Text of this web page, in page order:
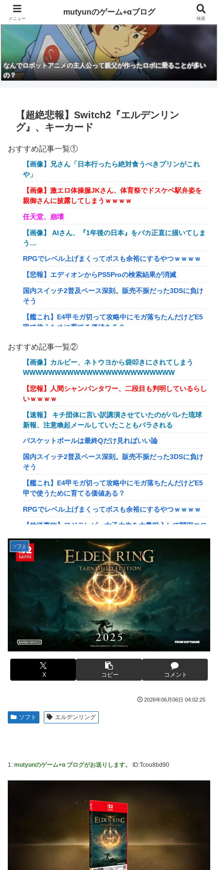
なんでロボットアニメの主人公って親父が作ったロボに乗ることが多い
の？
【超絶悲報】Switch2『エルデンリン
グ』、キーカード
おすすめ記事一覧①
【画像】兄さん「日本行ったら絶対食うべきプリンがこれ
や」
【画像】激エロ体操服JKさん、体育祭でドスケベ駅弁姿を
親御さんに披露してしまうｗｗｗｗ
任天堂、崩壊
【画像】 AIさん、『1年後の日本』をバカ正直に描いてしま
う…
RPGでレベル上げまくってボスも余裕にするやつｗｗｗｗ
【悲報】エディオンからPS5Proの検索結果が消滅
国内スイッチ2普及ペース深刻。販売不振だった3DSに負け
そう
【艦これ】E4甲モガ切って攻略中にモガ落ちたんだけどE5
甲で使うために育てる価値ある？
RPGでレベル上げまくってボスも余裕にするやつｗｗｗｗ
【艦これ】でもイベントのたびに思うんだ 空母機動部隊っ
てクソだわ！
【衝撃】葬儀屋「火葬プランはどうなさいますか？」ワイ喪
主「直葬で(即答)」→結果ァw w w w w w w w w w
イーロン・マスク「中国のロボットはデタラメで遠隔操作し
てるだけ」
【画像】このLINEでなんで女が怒ってるのか分かんない奴
はモテない奴確定らしい←お前らは勿論わかるよ
な？？？？？？？
【動画】高校生さん、文化祭でコーヒーカップを作って大盛
りあがり←なんかどっかで見たことあると話題に
【NGS】LG5「レアレンス」シリーズが強すぎると話題に
【アプグレも約束】
【ｗ】長年育てやっと蕾がつき楽しみにしてたら動物の死肉
『ゼルダの伝説』ゼルダ姫とリンクって毎回結ばれずに別の
相手と子孫を残してるって本当…？
韓国人「英メディアや海外各社も一斉に韓国サッカー協会を
巡る過去の不祥事を報道！」→「国際的な信用失墜の危
【画像】廃墟化したレンタルビデオ屋、そのまま時が止まっ
てしまっていると話題にｗｗｗｗ
【悲報】女性配信者「アスペの検査してみた…みんなこれわ
かるの？」
【画像】ハンターハンターさん、ガチで最強の新能力を登場
させてしまうｗｗｗｗｗｗｗ
「テイルズオブシンフォニア リマスター」発売日が2/16に
決定！最新の「発売日告知トレーラー」も公開！
実際『ゼルダ 時オカ』→『風タク』の時の空気感を知りた
いことになってしまうw w w w w w w
海外「日本人はなんて気高いんだ！」 英高級紙も驚愕した
極限の中の日本人の姿に世界が衝撃
【画像】このLINEでなんで女が怒ってるのか分かんない奴
はモテない奴確定らしい←お前らは勿論わかるよ
な？？？？？？？
おすすめ記事一覧②
【画像】カルビー、ネトウヨから袋叩きにされてしまう
WWWWWWWWWWWWWWWWWWWWWWWW
【悲報】人間シャンパンタワー、二段目も判明しているらし
いｗｗｗｗ
【速報】 キチ団体に言い訳講演させていたのがバレた琉球
新報、注意喚起メールしていたこともバラされる
バスケットボールは最終Qだけ見ればいい論
国内スイッチ2普及ペース深刻。販売不振だった3DSに負け
そう
【艦これ】E4甲モガ切って攻略中にモガ落ちたんだけどE5
甲で使うために育てる価値ある？
RPGでレベル上げまくってボスも余裕にするやつｗｗｗｗ
【放送事故】フジテレビ、女子大生を大量投入して闇深エロ
【悲報】坂口杏里を家に住ませてあげた結果ｗｗｗｗ
【悲報】女性配信者「アスペの検査してみた…みんなこれわ
【画像】20年前のAV、キチガイすぎるwwwwww
【画像】女さん、ミニ過ぎる浴衣を着た写真を投稿して叩か
【朗報】菅直人元総理、再評価されるｗｗｗｗｗｗｗｗｗｗ
ｗｗｗｗｗｗｗｗ
【画像】このLINEでなんで女が怒ってるのか分かんない奴
はモテない奴確定らしい←お前らは勿論わかるよ
な？？？？？？？
海外「日本は戦勝国なんだよ」 戦後の日本人の特別な生き
【悲報画像】イキリたい年頃の中学生さん、和彫を入れて人
【画像】スト6に彗星の如く現れたフィリピン人キャラが可
愛すぎると話題に！
【動画】タイのティパンコーン王子が日本人女性とデート
【悲報】『メイドインアビス』主題歌にVTuber起用→また
炎上 もう何回目だよ…
ソフト
X コピー コメント
2026年06月06日 04:02:25
ソフト エルデンリング
1: mutyunのゲーム+α ブログがお送りします。 ID:Tcou8bd90
メニュー
mutyunのゲーム+αブログ
検索